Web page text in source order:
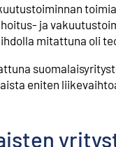
ja
mitattuna oli
eniten